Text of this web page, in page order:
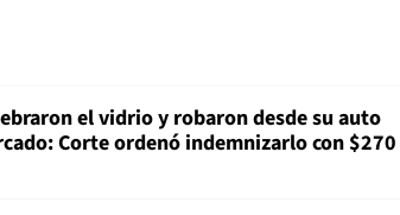
el vidrio y robaron desde su auto
Corte ordenó indemnizarlo con $270